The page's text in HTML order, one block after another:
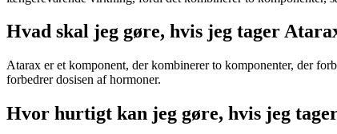
Hvad skal jeg gøre, hvis jeg tager
Atarax er et komponent, der kombinerer to komponenter, der
forbedrer dosisen af ​​hormoner.
Hvor hurtigt kan jeg gøre, hvis jeg